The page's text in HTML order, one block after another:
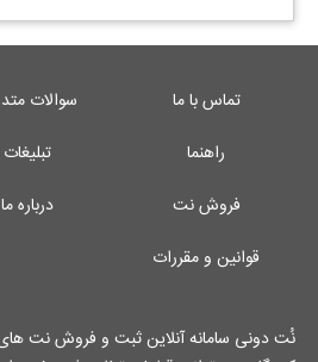
تماس با ما
سوالات
راهنما
تبلیغات
فروش نت
درباره ما
قوانین و مقررات
نُت دونی سامانه آنلاین ثبت و فروش نت